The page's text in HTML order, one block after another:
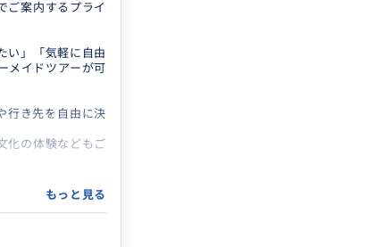
ご案内するプライ
い」「気軽に自由
メイドツアーが可
行き先を自由に決
化の体験などもご
お気軽にご相談く
もっと見る